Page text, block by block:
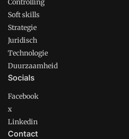
Controlling
Soft skills
Strategie
Juridisch
Technologie
Duurzaamheid
Socials
Facebook
x
Linkedin
Contact